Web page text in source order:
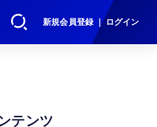
新規会員登録 ｜ ログイン
テンツ